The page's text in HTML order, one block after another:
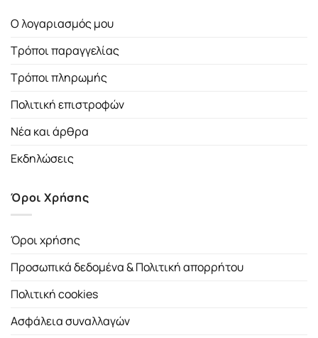
Ο λογαριασμός μου
Τρόποι παραγγελίας
Τρόποι πληρωμής
Πολιτική επιστροφών
Νέα και άρθρα
Εκδηλώσεις
Όροι Χρήσης
Όροι χρήσης
Προσωπικά δεδομένα & Πολιτική απορρήτου
Πολιτική cookies
Ασφάλεια συναλλαγών